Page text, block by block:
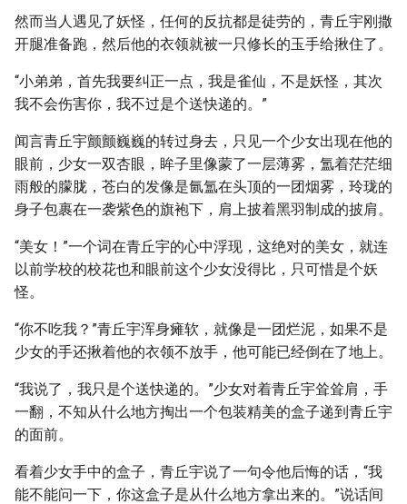
然而当人遇见了妖怪，任何的反抗都是徒劳的，青丘宇刚撒
开腿准备跑，然后他的衣领就被一只修长的玉手给揪住了。
“小弟弟，首先我要纠正一点，我是雀仙，不是妖怪，其次
我不会伤害你，我不过是个送快递的。”
闻言青丘宇颤颤巍巍的转过身去，只见一个少女出现在他的
眼前，少女一双杏眼，眸子里像蒙了一层薄雾，氲着茫茫细
雨般的朦胧，苍白的发像是氤氲在头顶的一团烟雾，玲珑的
身子包裹在一袭紫色的旗袍下，肩上披着黑羽制成的披肩。
“美女！”一个词在青丘宇的心中浮现，这绝对的美女，就连
以前学校的校花也和眼前这个少女没得比，只可惜是个妖
怪。
“你不吃我？”青丘宇浑身瘫软，就像是一团烂泥，如果不是
少女的手还揪着他的衣领不放手，他可能已经倒在了地上。
“我说了，我只是个送快递的。”少女对着青丘宇耸耸肩，手
一翻，不知从什么地方掏出一个包装精美的盒子递到青丘宇
的面前。
看着少女手中的盒子，青丘宇说了一句令他后悔的话，“我
能不能问一下，你这盒子是从什么地方拿出来的。”说话间